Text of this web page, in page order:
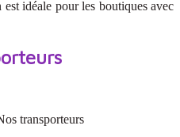
idéale pour les boutiques avec